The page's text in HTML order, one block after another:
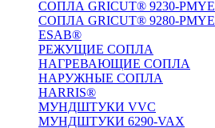
СОПЛА GRICUT® 9230-PMYE
СОПЛА GRICUT® 9280-PMYE
ESAB®
РЕЖУЩИЕ СОПЛА
НАГРЕВАЮЩИЕ СОПЛА
НАРУЖНЫЕ СОПЛА
HARRIS®
МУНДШТУКИ VVC
МУНДШТУКИ 6290-VAX